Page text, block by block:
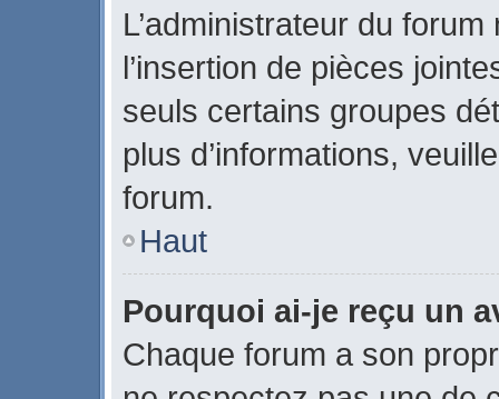
L’administrateur du
l’insertion de pièces
seuls certains groupes
plus d’informations,
forum.
Haut
Pourquoi ai-je reçu un
Chaque forum a son